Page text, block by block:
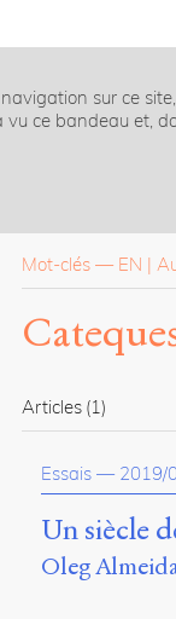
sur ce
vu ce bandeau et,
Mot-clés — EN
Articles (1)
Essais — 2019/
Un siècle
Oleg